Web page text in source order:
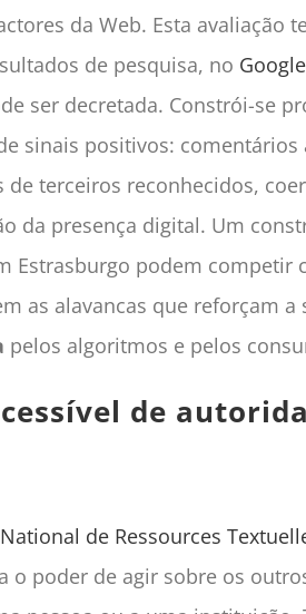
da Web. Esta avaliação
de pesquisa, no
ser decretada. Constrói-se
sinais positivos:
de terceiros reconhecidos,
da presença digital. Um
Estrasburgo podem competir
as alavancas que reforçam a
pelos algoritmos e pelos
de
de Ressources
o poder de agir sobre os